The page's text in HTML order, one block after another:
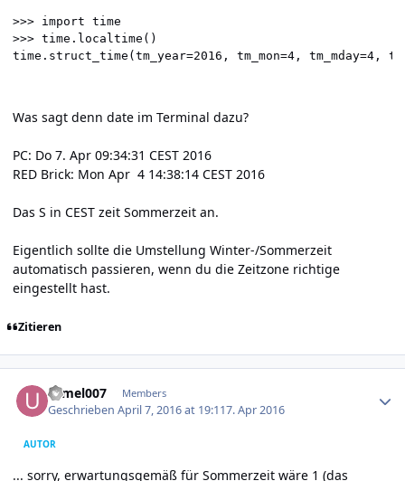
>>>
>>>
time.struct_time(tm_year=2016, tm_mon=4, tm_mday=4,
Was sagt denn date im Terminal dazu?
PC: Do 7. Apr 09:34:31 CEST 2016
RED Brick: Mon Apr 4 14:38:14 CEST 2016
Das S in CEST zeit Sommerzeit an.
Eigentlich sollte die Umstellung Winter-/Sommerzeit
automatisch passieren, wenn du die Zeitzone richtige
eingestellt hast.
Zitieren
urmel007 Members
GeschriebenApril 7, 2016 at 19:117. Apr 2016
AUTOR
... sorry, erwartungsgemäß für Sommerzeit wäre 1 (das